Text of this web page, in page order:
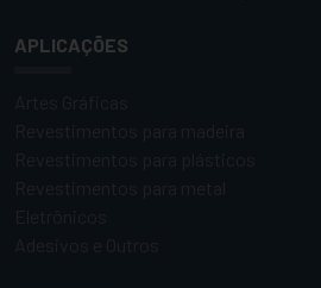
APLICAÇÕES